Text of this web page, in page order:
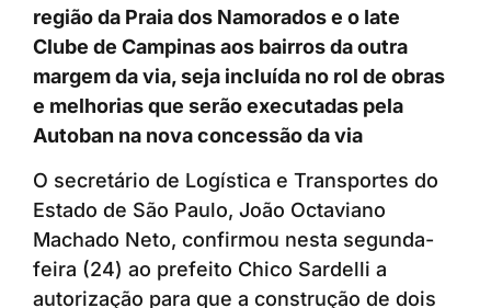
região da Praia dos Namorados e o Iate
Clube de Campinas aos bairros da outra
margem da via, seja incluída no rol de obras
e melhorias que serão executadas pela
Autoban na nova concessão da via
O secretário de Logística e Transportes do
Estado de São Paulo, João Octaviano
Machado Neto, confirmou nesta segunda-
feira (24) ao prefeito Chico Sardelli a
autorização para que a construção de dois